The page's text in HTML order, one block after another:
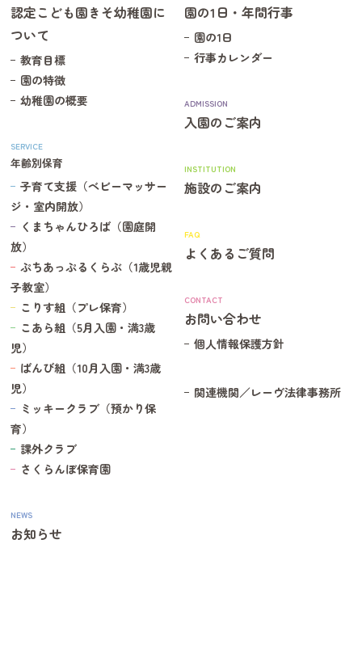
認定こども園きそ幼稚園に
ついて
教育目標
園の特徴
幼稚園の概要
SERVICE
年齢別保育
子育て支援（ベビーマッサー
ジ・室内開放）
くまちゃんひろば（園庭開
放）
ぷちあっぷるくらぶ（1歳児親
子教室）
こりす組（プレ保育）
こあら組（5月入園・満3歳
児）
ばんび組（10月入園・満3歳
児）
ミッキークラブ（預かり保
育）
課外クラブ
さくらんぼ保育園
NEWS
お知らせ
園の1日・年間行事
園の1日
行事カレンダー
ADMISSION
入園のご案内
INSTITUTION
施設のご案内
FAQ
よくあるご質問
CONTACT
お問い合わせ
個人情報保護方針
関連機関／レーヴ法律事務所